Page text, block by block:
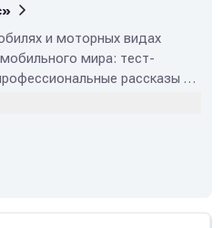
и моторных видах
рассказы о
журнал о
дневники автомобильных
автомобильная экзотика и
с мировых
студии.